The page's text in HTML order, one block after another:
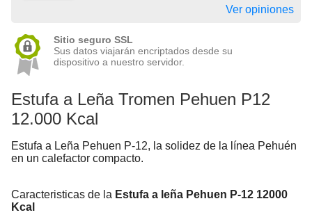
Ver opiniones
Sitio seguro SSL
Sus datos viajarán encriptados desde su
dispositivo a nuestro servidor.
Estufa a Leña Tromen Pehuen P12
12.000 Kcal
Estufa a Leña Pehuen P-12, la solidez de la línea Pehuén
en un calefactor compacto.
Caracteristicas de la Estufa a leña Pehuen P-12 12000
Kcal